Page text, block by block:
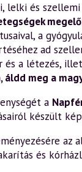
lelki és szellemi
a
ad
és a létezés,
áldd meg a
a
készült
az
és